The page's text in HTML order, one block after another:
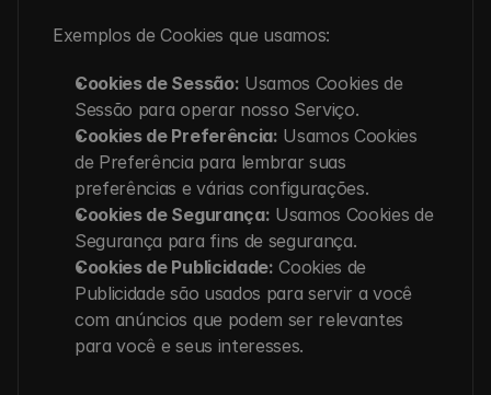
Exemplos de Cookies que usamos:
Cookies de Sessão: Usamos Cookies de
Sessão para operar nosso Serviço.
Cookies de Preferência: Usamos Cookies
de Preferência para lembrar suas
preferências e várias configurações.
Cookies de Segurança: Usamos Cookies de
Segurança para fins de segurança.
Cookies de Publicidade: Cookies de
Publicidade são usados para servir a você
com anúncios que podem ser relevantes
para você e seus interesses.